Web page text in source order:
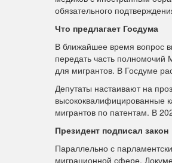
обязательного
Что предлагает Госдума
В ближайшее время вопрос
передать часть полномочий
для мигрантов. В Госдуме
Депутаты настаивают на
высококвалифицированные
мигрантов по патентам. В
Президент подписал закон
Параллельно с
миграционной сфере.